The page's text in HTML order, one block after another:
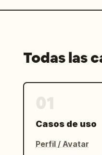
Todas las
Casos de uso
Perfil / Avatar